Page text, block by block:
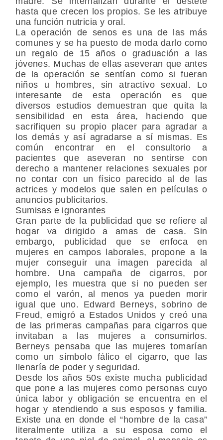
hasta que crecen los propios. Se les atribuye
una función nutricia y oral.
La operación de senos es una de las más
comunes y se ha puesto de moda darlo como
un regalo de 15 años o graduación a las
jóvenes. Muchas de ellas aseveran que antes
de la operación se sentían como si fueran
niños u hombres, sin atractivo sexual. Lo
interesante de esta operación es que
diversos estudios demuestran que quita la
sensibilidad en esta área, haciendo que
sacrifiquen su propio placer para agradar a
los demás y así agradarse a sí mismas. Es
común encontrar en el consultorio a
pacientes que aseveran no sentirse con
derecho a mantener relaciones sexuales por
no contar con un físico parecido al de las
actrices y modelos que salen en películas o
anuncios publicitarios.
Sumisas e ignorantes
Gran parte de la publicidad que se refiere al
hogar va dirigido a amas de casa. Sin
embargo, publicidad que se enfoca en
mujeres en campos laborales, propone a la
mujer conseguir una imagen parecida al
hombre. Una campaña de cigarros, por
ejemplo, les muestra que si no pueden ser
como el varón, al menos ya pueden morir
igual que uno. Edward Berneys, sobrino de
Freud, emigró a Estados Unidos y creó una
de las primeras campañas para cigarros que
invitaban a las mujeres a consumirlos.
Berneys pensaba que las mujeres tomarían
como un símbolo fálico el cigarro, que las
llenaría de poder y seguridad.
Desde los años 50s existe mucha publicidad
que pone a las mujeres como personas cuyo
única labor y obligación se encuentra en el
hogar y atendiendo a sus esposos y familia.
Existe una en donde el “hombre de la casa”
literalmente utiliza a su esposa como el